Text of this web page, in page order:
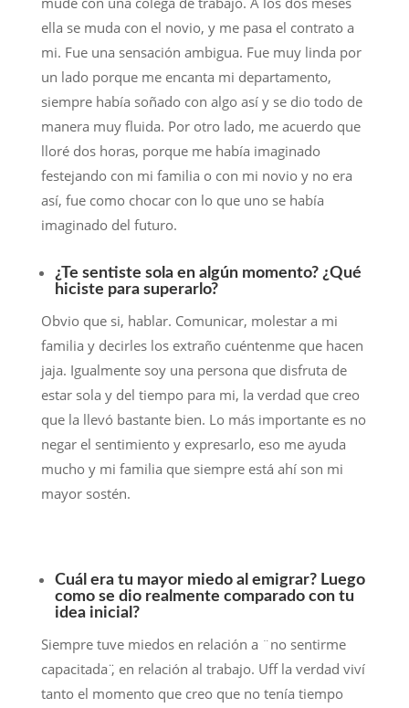
ella se muda con el novio, y me pasa el contrato a
mi. Fue una sensación ambigua. Fue muy linda por
un lado porque me encanta mi departamento,
siempre había soñado con algo así y se dio todo de
manera muy fluida. Por otro lado, me acuerdo que
lloré dos horas, porque me había imaginado
festejando con mi familia o con mi novio y no era
así, fue como chocar con lo que uno se había
imaginado del futuro.
¿Te sentiste sola en algún momento? ¿Qué
hiciste para superarlo?
Obvio que si, hablar. Comunicar, molestar a mi
familia y decirles los extraño cuéntenme que hacen
jaja. Igualmente soy una persona que disfruta de
estar sola y del tiempo para mi, la verdad que creo
que la llevó bastante bien. Lo más importante es no
negar el sentimiento y expresarlo, eso me ayuda
mucho y mi familia que siempre está ahí son mi
mayor sostén.
Cuál era tu mayor miedo al emigrar? Luego
como se dio realmente comparado con tu
idea inicial?
Siempre tuve miedos en relación a ¨no sentirme
capacitada ̈, en relación al trabajo. Uff la verdad viví
tanto el momento que creo que no tenía tiempo